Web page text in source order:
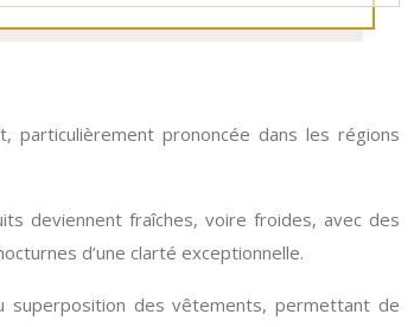
particulièrement prononcée dans les régions
deviennent fraîches, voire froides, avec des
d’une clarté exceptionnelle.
superposition des vêtements, permettant de